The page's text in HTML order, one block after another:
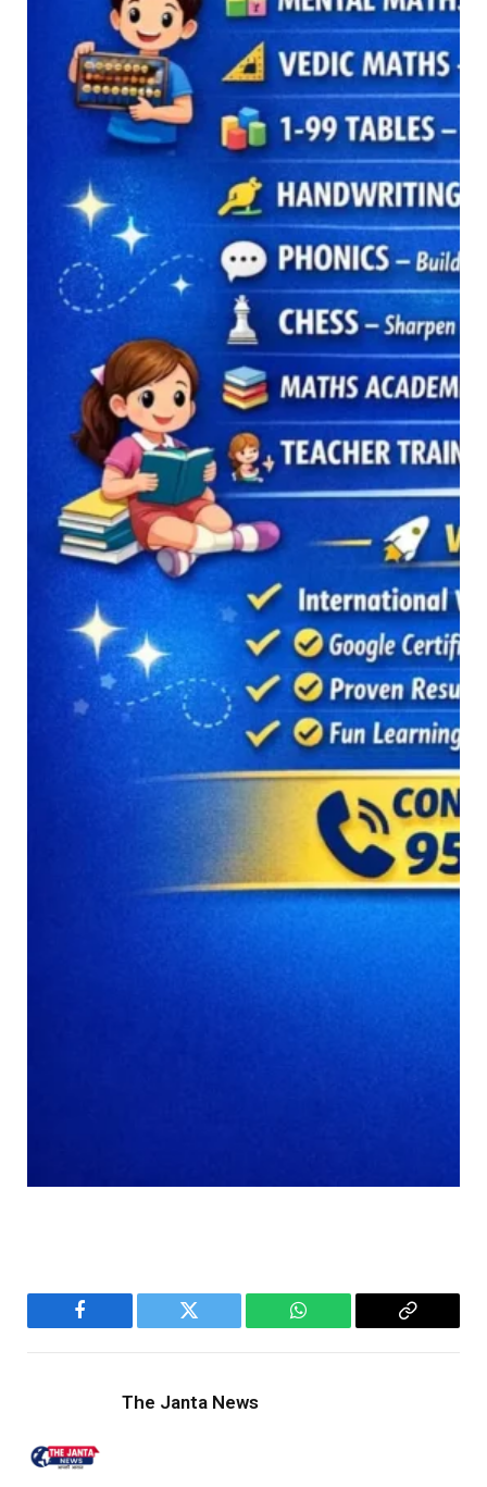
Facebook Twitter WhatsApp
Copy
The Janta News